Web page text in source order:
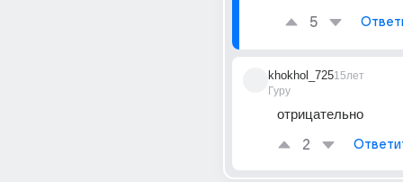
5
khokhol_725
Гуру
15лет
отрицательно
2